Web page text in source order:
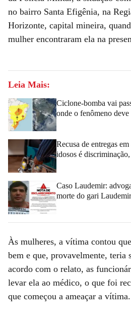
no bairro Santa Efigênia, na
Horizonte, capital mineira,
mulher encontraram ela na
Leia Mais:
Ciclone-bomba vai
onde o fenômeno
Recusa de entregas
idosos é
Caso Laudemir:
morte do gari
Às mulheres, a vítima contou
bem e que, provavelmente, teria
acordo com o relato, as
levar ela ao médico, o que foi
que começou a ameaçar a vítima.